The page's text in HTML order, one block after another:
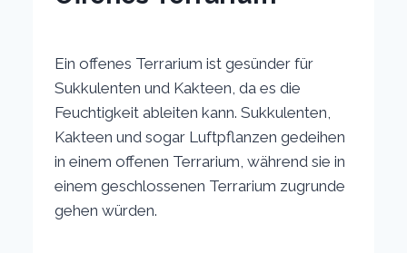
Ein offenes Terrarium ist gesünder für
Sukkulenten und Kakteen, da es die
Feuchtigkeit ableiten kann. Sukkulenten,
Kakteen und sogar Luftpflanzen gedeihen
in einem offenen Terrarium, während sie in
einem geschlossenen Terrarium zugrunde
gehen würden.